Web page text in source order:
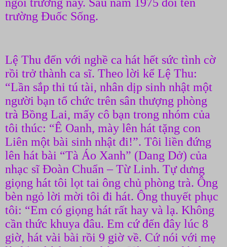
trường Đuốc Sống.
Lệ Thu đến với nghề ca hát hết sức tình cờ
rồi trở thành ca sĩ. Theo lời kể Lệ Thu:
“Lần sắp thi tú tài, nhân dịp sinh nhật một
người bạn tổ chức trên sân thượng phòng
trà Bồng Lai, mấy cô bạn trong nhóm của
tôi thúc: “Ê Oanh, mày lên hát tặng con
Liên một bài sinh nhật đi!”. Tôi liền đứng
lên hát bài “Tà Áo Xanh” (Dang Dở) của
nhạc sĩ Đoàn Chuẩn – Từ Linh. Tự dưng
giọng hát tôi lọt tai ông chủ phòng trà. Ông
bèn ngỏ lời mời tôi đi hát. Ông thuyết phục
tôi: “Em có giọng hát rất hay và lạ. Không
cần thức khuya đâu. Em cứ đến đây lúc 8
giờ, hát vài bài rồi 9 giờ về. Cứ nói với mẹ